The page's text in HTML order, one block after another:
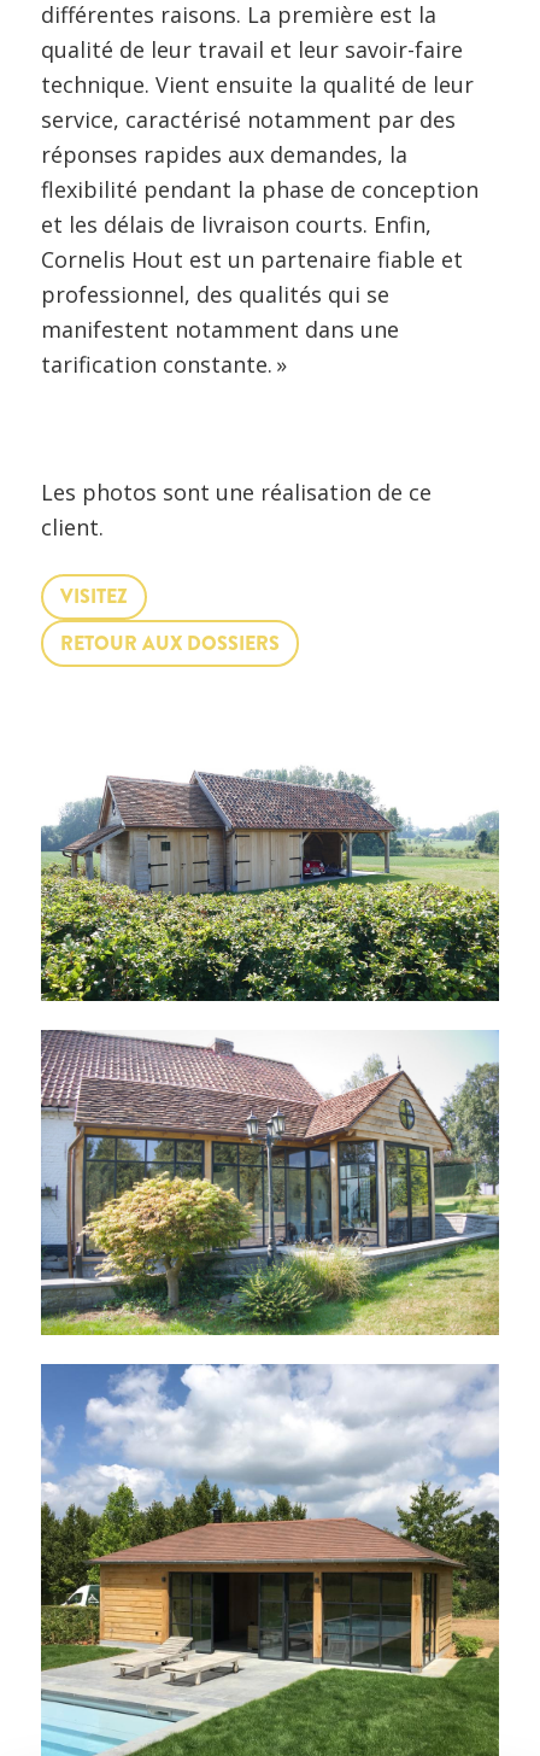
différentes raisons. La première est la
qualité de leur travail et leur savoir-faire
technique. Vient ensuite la qualité de leur
service, caractérisé notamment par des
réponses rapides aux demandes, la
flexibilité pendant la phase de conception
et les délais de livraison courts. Enfin,
Cornelis Hout est un partenaire fiable et
professionnel, des qualités qui se
manifestent notamment dans une
tarification constante. »
Les photos sont une réalisation de ce
client.
VISITEZ
RETOUR AUX DOSSIERS